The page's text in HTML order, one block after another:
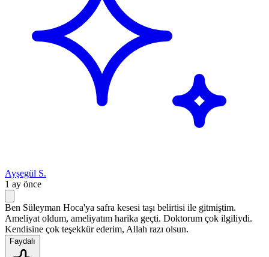
Ayşegül S.
1 ay önce
Ben Süleyman Hoca'ya safra kesesi taşı belirtisi ile gitmiştim.
Ameliyat oldum, ameliyatım harika geçti. Doktorum çok ilgiliydi.
Kendisine çok teşekkür ederim, Allah razı olsun.
Faydalı